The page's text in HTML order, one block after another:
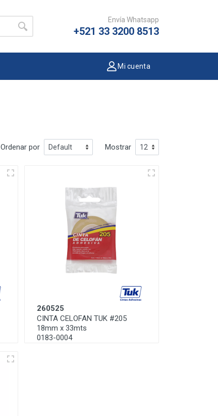
Envía Whatsapp
+521 33 3200 8513
Mi cuenta
Ordenar por Mostrar
260525
CINTA CELOFAN TUK #205
18mm x 33mts
0183-0004